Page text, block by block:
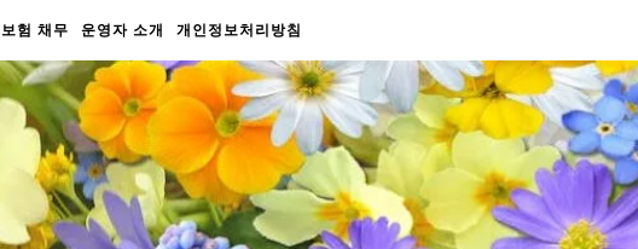
보험 채무 운영자 소개 개인정보처리방침